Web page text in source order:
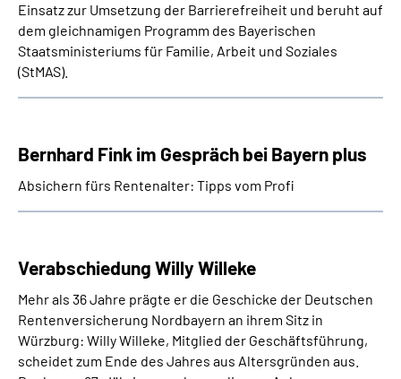
Einsatz zur Umsetzung der Barrierefreiheit und beruht auf
dem gleichnamigen Programm des Bayerischen
Staatsministeriums für Familie, Arbeit und Soziales
(StMAS).
Bernhard Fink im Gespräch bei Bayern plus
Absichern fürs Rentenalter: Tipps vom Profi
Verabschiedung Willy Willeke
Mehr als 36 Jahre prägte er die Geschicke der Deutschen
Rentenversicherung Nordbayern an ihrem Sitz in
Würzburg: Willy Willeke, Mitglied der Geschäftsführung,
scheidet zum Ende des Jahres aus Altersgründen aus.